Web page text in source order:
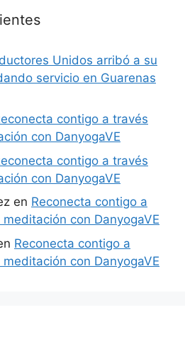
Unidos arribó a su
servicio en Guarenas
contigo a través
con DanyogaVE
contigo a través
con DanyogaVE
en Reconecta contigo a
con DanyogaVE
Reconecta contigo a
con DanyogaVE